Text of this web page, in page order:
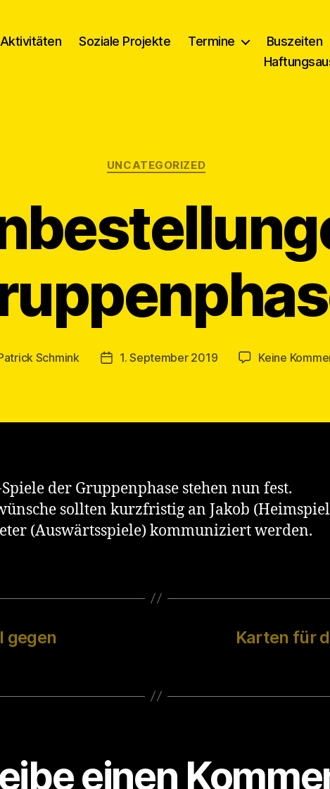
Aktivitäten Soziale Projekte Termine Buszeiten
Kategorien
UNCATEGORIZED
Schmink Veröffentlichungsdatum
1. September 2019 Keine
der Gruppenphase stehen nun fest.
sollten kurzfristig an Jakob
(Auswärtsspiele) kommuniziert werden.
gegen
Karten für
einen